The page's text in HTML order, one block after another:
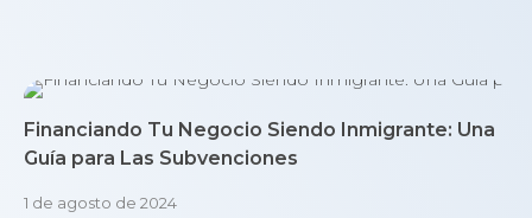
Financiando Tu Negocio Siendo Inmigrante: Una
Guía para Las Subvenciones
1 de agosto de 2024